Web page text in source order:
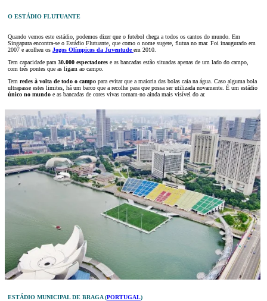
O ESTÁDIO FLUTUANTE
Quando vemos este estádio, podemos dizer que o futebol chega a todos os cantos do mundo. Em
Singapura encontra-se o Estádio Flutuante, que como o nome sugere, flutua no mar. Foi inaugurado em
2007 e acolheu os Jogos Olímpicos da Juventudeem 2010.
Tem capacidade para30.000 espectadores e as bancadas estão situadas apenas de um lado do campo,
com três pontes que as ligam ao campo.
Tem redes à volta de todo o campo para evitar que a maioria das bolas caia na água. Caso alguma bola
ultrapasse estes limites, há um barco que a recolhe para que possa ser utilizada novamente. É um estádio
único no mundo e as bancadas de cores vivas tornam-no ainda mais visível do ar.
ESTÁDIO MUNICIPAL DE BRAGA (PORTUGAL)